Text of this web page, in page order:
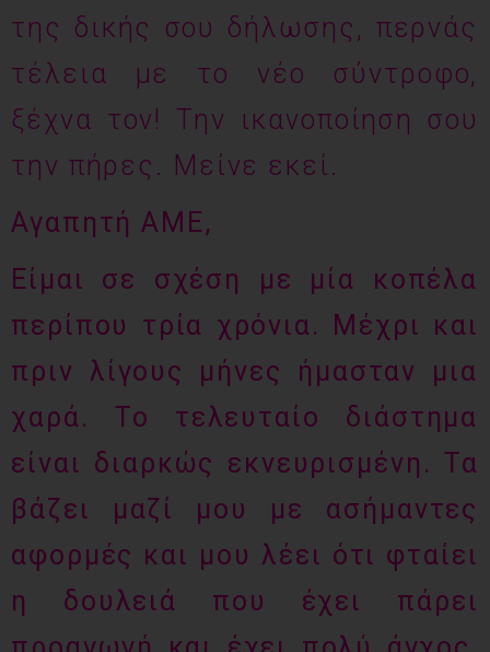
της δικής σου δήλωσης, περνάς
τέλεια με το νέο σύντροφο,
ξέχνα τον! Την ικανοποίηση σου
την πήρες. Μείνε εκεί.
Αγαπητή ΑΜΕ,
Είμαι σε σχέση με μία κοπέλα
περίπου τρία χρόνια. Μέχρι και
πριν λίγους μήνες ήμασταν μια
χαρά. Το τελευταίο διάστημα
είναι διαρκώς εκνευρισμένη. Τα
βάζει μαζί μου με ασήμαντες
αφορμές και μου λέει ότι φταίει
η δουλειά που έχει πάρει